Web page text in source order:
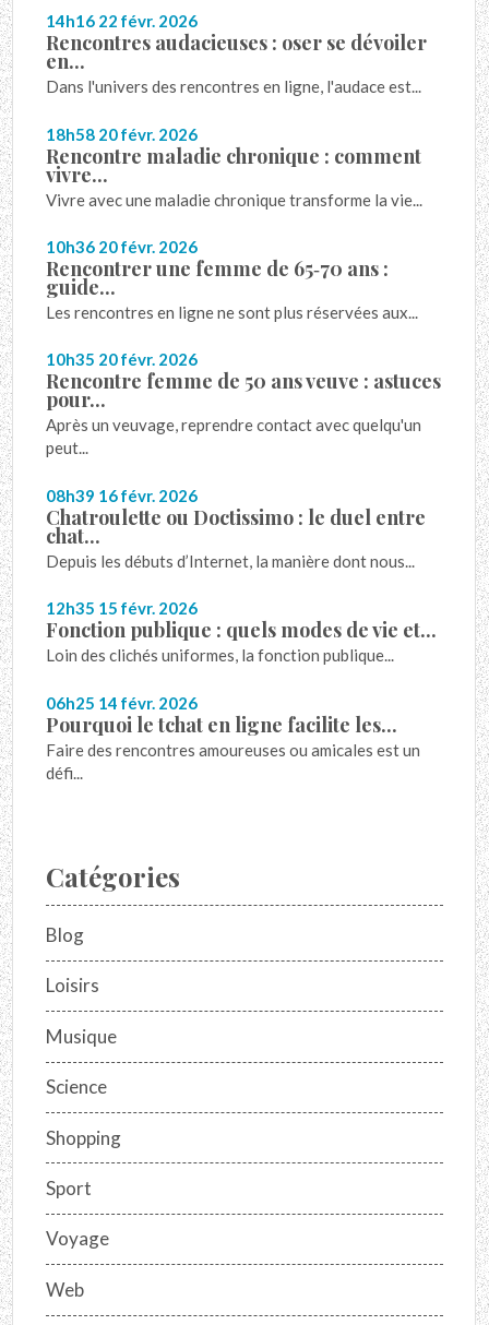
14h16 22 févr. 2026
Rencontres audacieuses : oser se dévoiler
en...
Dans l'univers des rencontres en ligne, l'audace est...
18h58 20févr. 2026
Rencontre maladie chronique : comment
vivre...
Vivre avec une maladie chronique transforme la vie...
10h36 20févr. 2026
Rencontrer une femme de 65‑70 ans :
guide...
Les rencontres en ligne ne sont plus réservées aux...
10h35 20févr. 2026
Rencontre femme de 50 ans veuve : astuces
pour...
Après un veuvage, reprendre contact avec quelqu'un
peut...
08h39 16févr. 2026
Chatroulette ou Doctissimo : le duel entre
chat...
Depuis les débuts d’Internet, la manière dont nous...
12h35 15 févr. 2026
Fonction publique : quels modes de vie et...
Loin des clichés uniformes, la fonction publique...
06h25 14 févr. 2026
Pourquoi le tchat en ligne facilite les...
Faire des rencontres amoureuses ou amicales est un
défi...
Catégories
Blog
Loisirs
Musique
Science
Shopping
Sport
Voyage
Web